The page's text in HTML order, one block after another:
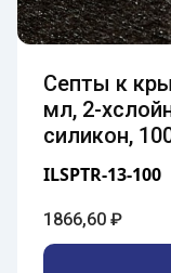
Септы к
мл, 2-
силикон,
ILSPTR-13-100
1866,60 ₽